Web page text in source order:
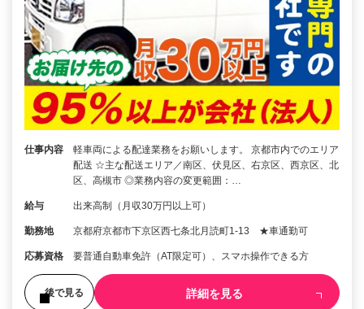
仕事内容
軽車両による配達業務をお願いします。 京都市内でのエリア
配送 ☆主な配送エリア／南区、伏見区、右京区、西京区、北
区、高槻市 ◎業務内容の変更範囲：…
給与 出来高制（月収30万円以上可）
勤務地 京都府京都市下京区西七条北月読町1-13 ★車通勤可
応募資格 要普通自動車免許（AT限定可）、スマホ操作できる方
後で見る 詳細を見る